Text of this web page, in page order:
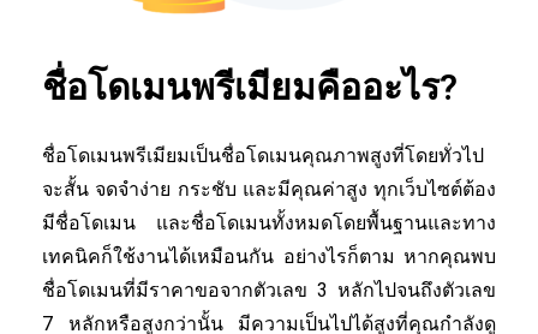
ชื่อโดเมนพรีเมียมคืออะไร?
ชื่อโดเมนพรีเมียมเป็นชื่อโดเมนคุณภาพสูงที่โดยทั่วไป
จะสั้น จดจำง่าย กระชับ และมีคุณค่าสูง ทุกเว็บไซต์ต้อง
มีชื่อโดเมน และชื่อโดเมนทั้งหมดโดยพื้นฐานและทาง
เทคนิคก็ใช้งานได้เหมือนกัน อย่างไรก็ตาม หากคุณพบ
ชื่อโดเมนที่มีราคาขอจากตัวเลข 3 หลักไปจนถึงตัวเลข
7 หลักหรือสูงกว่านั้น มีความเป็นไปได้สูงที่คุณกำลังดู